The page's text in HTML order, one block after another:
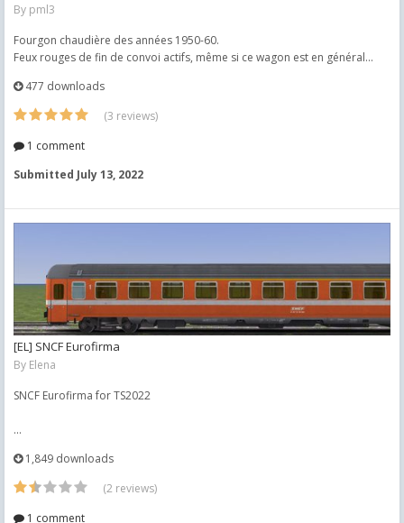
By pml3
Fourgon chaudière des années 1950-60.
Feux rouges de fin de convoi actifs, même si ce wagon est en général...
477 downloads
(3 reviews)
1 comment
Submitted July 13, 2022
[EL] SNCF Eurofirma
By Elena
SNCF Eurofirma for TS2022
...
1,849 downloads
(2 reviews)
1 comment